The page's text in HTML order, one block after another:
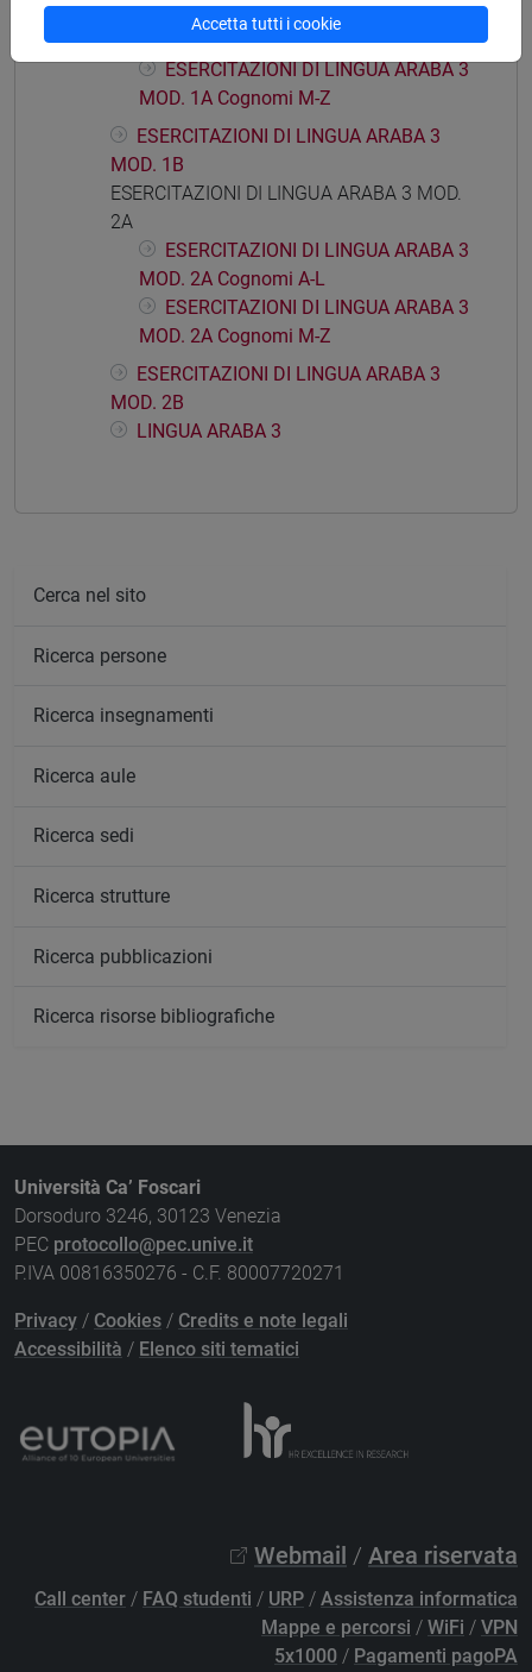
ESERCITAZIONI DI LINGUA ARABA
3 MOD. 1A Cognomi A-L
ESERCITAZIONI DI LINGUA ARABA 3
MOD. 1A Cognomi M-Z
ESERCITAZIONI DI LINGUA ARABA 3
MOD. 1B
ESERCITAZIONI DI LINGUA ARABA 3 MOD.
2A
ESERCITAZIONI DI LINGUA ARABA 3
MOD. 2A Cognomi A-L
ESERCITAZIONI DI LINGUA ARABA 3
MOD. 2A Cognomi M-Z
ESERCITAZIONI DI LINGUA ARABA 3
MOD. 2B
LINGUA ARABA 3
Cerca nel sito
Ricerca persone
Ricerca insegnamenti
Ricerca aule
Ricerca sedi
Ricerca strutture
Ricerca pubblicazioni
Ricerca risorse bibliografiche
Università Ca’ Foscari
Dorsoduro 3246, 30123 Venezia
PEC protocollo@pec.unive.it
P.IVA 00816350276 - C.F. 80007720271
Privacy / Cookies / Credits e note legali
Accessibilità / Elenco siti tematici
Webmail / Area riservata
Call center / FAQ studenti / URP / Assistenza informatica
Mappe e percorsi / WiFi / VPN
5x1000 / Pagamenti pagoPA
Accetta tutti i cookie